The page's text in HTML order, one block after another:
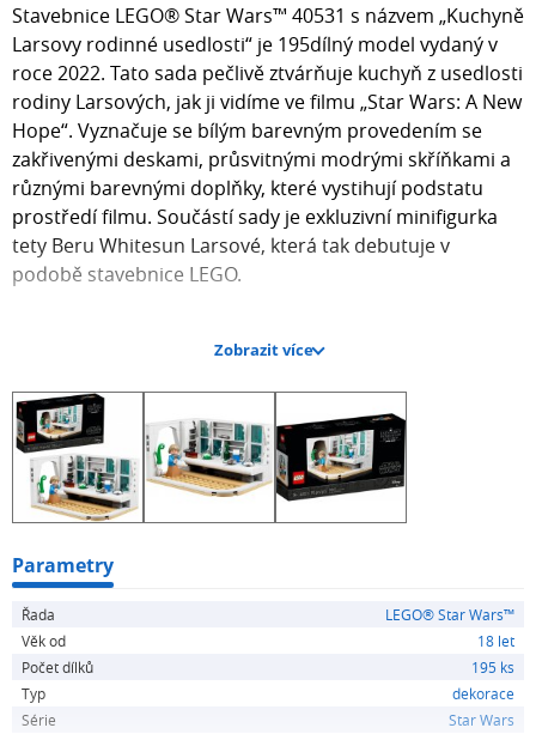
Stavebnice LEGO® Star Wars™ 40531 s názvem „Kuchyně
Larsovy rodinné usedlosti“ je 195dílný model vydaný v
roce 2022. Tato sada pečlivě ztvárňuje kuchyň z usedlosti
rodiny Larsových, jak ji vidíme ve filmu „Star Wars: A New
Hope“. Vyznačuje se bílým barevným provedením se
zakřivenými deskami, průsvitnými modrými skříňkami a
různými barevnými doplňky, které vystihují podstatu
prostředí filmu. Součástí sady je exkluzivní minifigurka
tety Beru Whitesun Larsové, která tak debutuje v
podobě stavebnice LEGO.
Výrobek může obsahovat ostré hroty, malé části -
nebezpečí udušení a další prvky, které nejsou vhodné
pro děti mladší 3 let.
Zobrazit více
Parametry
Řada
LEGO® Star Wars™
Věk od
18 let
Počet dílků
195 ks
Typ
dekorace
Série
Star Wars